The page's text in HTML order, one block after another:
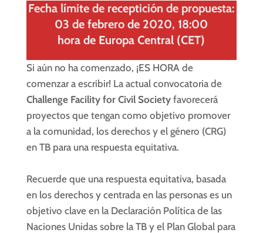
Fecha límite de receptición de propuesta:
03 de febrero de 2020, 18:00
hora de Europa Central (CET)
Si aún no ha comenzado, ¡ES HORA de
comenzar a escribir! La actual convocatoria de
Challenge Facility for Civil Societyfavorecerá
proyectos que tengan como objetivo promover
a la comunidad, los derechos y el género (CRG)
en TB para una respuesta equitativa.
Recuerde que una respuesta equitativa, basada
en los derechos y centrada en las personas es un
objetivo clave en la Declaración Política de las
Naciones Unidas sobre la TB y el Plan Global para